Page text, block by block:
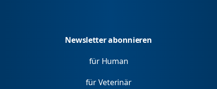
Newsletter abonnieren
für Human
für Veterinär